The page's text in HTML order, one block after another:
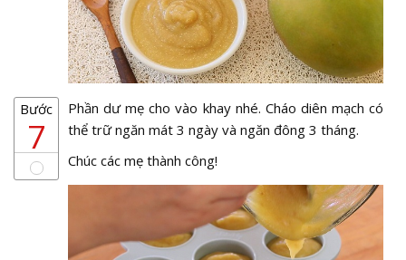
Bước
7
Phần dư mẹ cho vào khay nhé. Cháo diên mạch có
thể trữ ngăn mát 3 ngày và ngăn đông 3 tháng.
Chúc các mẹ thành công!